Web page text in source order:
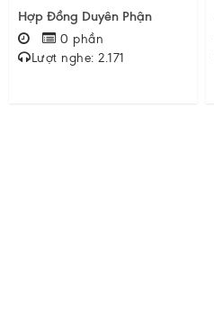
Hợp Đồng Duyên Phận
0 phần
Lượt nghe: 2.171